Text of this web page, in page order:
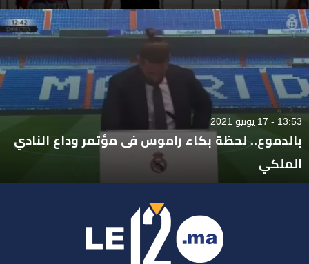
13:53 - 17 يونيو 2021
بالدموع.. لحظة بكاء راموس فى مؤتمر وداع النادي
الملكي